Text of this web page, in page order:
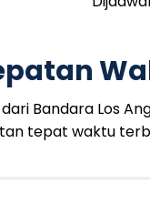
Bandara Los
tepat waktu